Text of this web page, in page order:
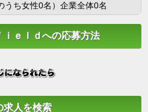
うち女性0名）企業全体0名
ｅｌｄへの応募方法
求人を検索